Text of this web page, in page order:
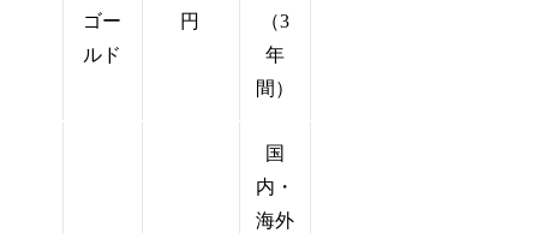
ゴー
ルド
円
（3
年
間）
国
内・
海外